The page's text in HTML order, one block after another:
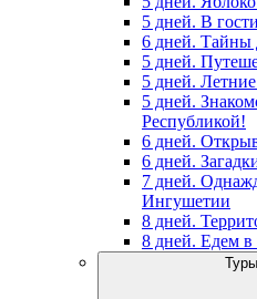
5 дней. В
6 дней. Тайны
5 дней.
5 дней.
5 дней.
Республикой!
6 дней.
6 дней.
7 дней.
Ингушетии
8 дней.
8 дней. Едем в